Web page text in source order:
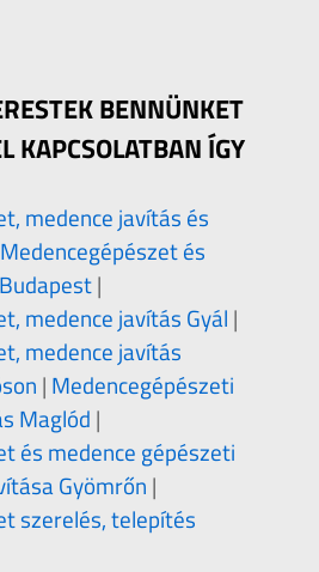
BENNÜNKET
KAPCSOLATBAN ÍGY
medence javítás és
Medencegépészet és
|
medence javítás Gyál |
medence javítás
| Medencegépészeti
Maglód |
és medence gépészeti
Gyömrőn |
szerelés, telepítés